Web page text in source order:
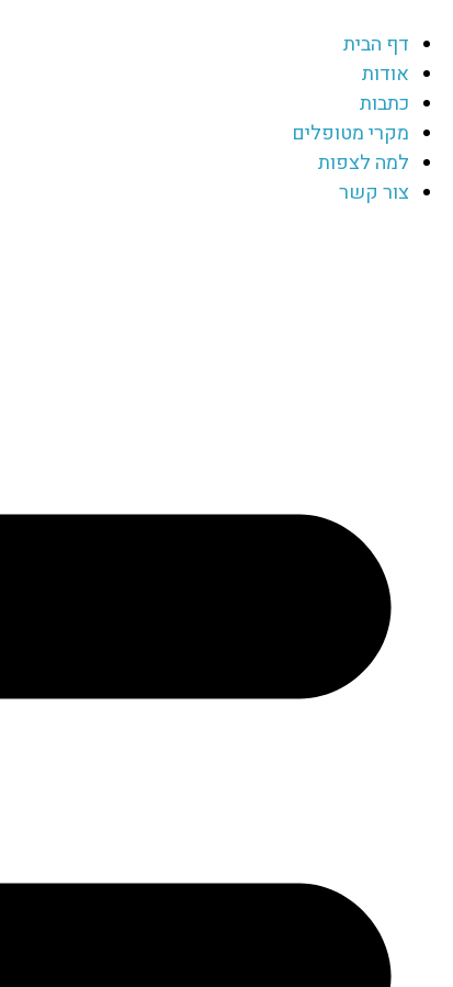
דף הבית
אודות
כתבות
מקרי מטופלים
למה לצפות
צור קשר